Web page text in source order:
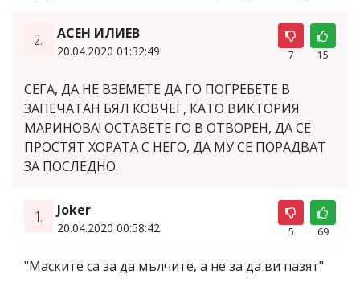
2. АСЕН ИЛИЕВ
20.04.2020 01:32:49 7 15
СЕГА, ДА НЕ ВЗЕМЕТЕ ДА ГО ПОГРЕБЕТЕ В
ЗАПЕЧАТАН БЯЛ КОВЧЕГ, КАТО ВИКТОРИЯ
МАРИНОВА! ОСТАВЕТЕ ГО В ОТВОРЕН, ДА СЕ
ПРОСТЯТ ХОРАТА С НЕГО, ДА МУ СЕ ПОРАДВАТ
ЗА ПОСЛЕДНО.
1. Joker
20.04.2020 00:58:42 5 69
"Маските са за да мълчите, а не за да ви пазят"